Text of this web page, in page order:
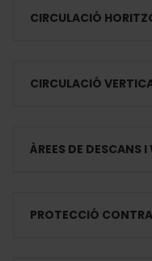
CIRCULACIÓ
CIRCULACIÓ
ÀREES DE DESCANS I
PROTECCIÓ